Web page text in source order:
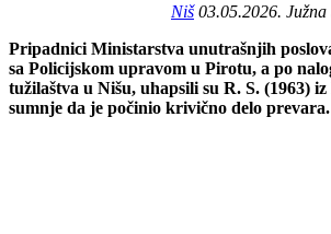
Niš03.05.2026.
Pripadnici Ministarstva unutrašnjih
sa Policijskom upravom u Pirotu, a po
tužilaštva u Nišu, uhapsili su R. S. (1963)
sumnje da je počinio krivično delo prevara.